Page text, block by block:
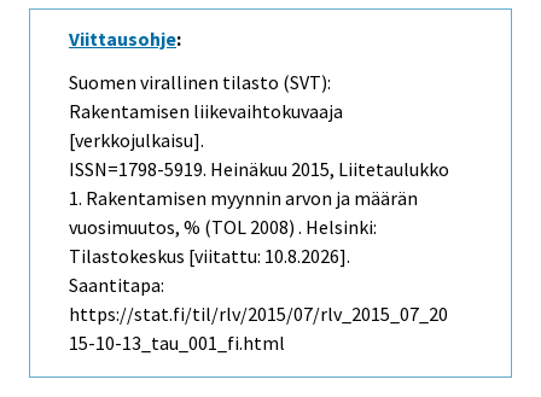
Viittausohje:
Suomen virallinen tilasto (SVT):
Rakentamisen liikevaihtokuvaaja
[verkkojulkaisu].
ISSN=1798-5919. Heinäkuu 2015, Liitetaulukko
1. Rakentamisen myynnin arvon ja määrän
vuosimuutos, % (TOL 2008) . Helsinki:
Tilastokeskus [viitattu: 10.8.2026].
Saantitapa:
https://stat.fi/til/rlv/2015/07/rlv_2015_07_20
15-10-13_tau_001_fi.html